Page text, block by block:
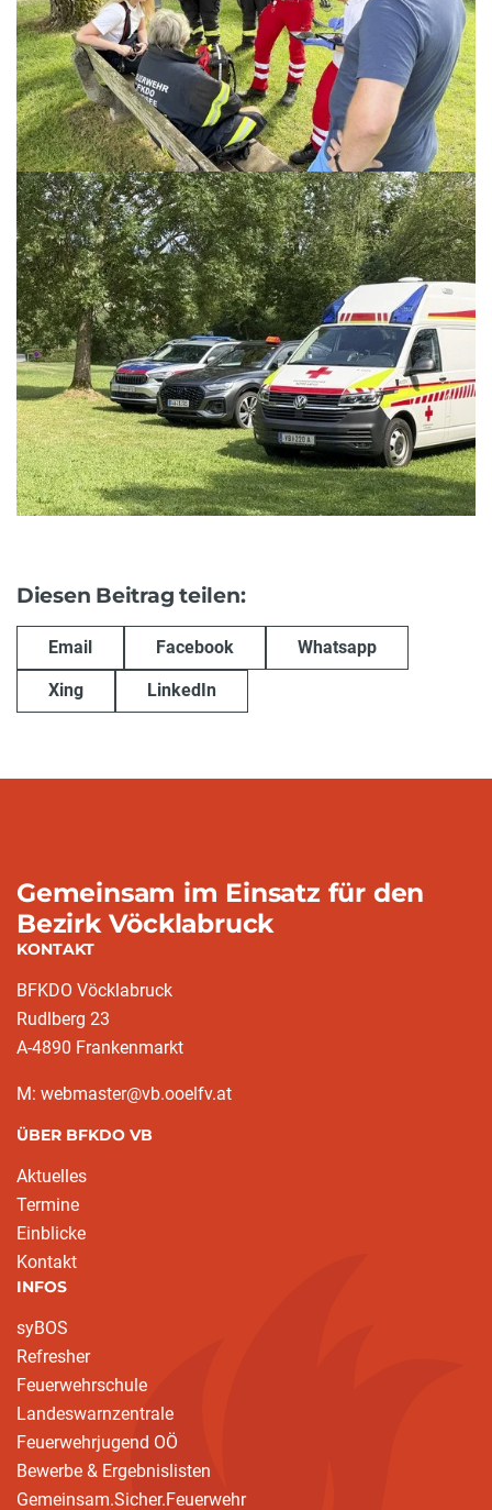
Diesen Beitrag teilen:
Email Facebook Whatsapp
Xing LinkedIn
Gemeinsam im Einsatz für den
Bezirk Vöcklabruck
KONTAKT
BFKDO Vöcklabruck
Rudlberg 23
A-4890 Frankenmarkt
M: webmaster@vb.ooelfv.at
ÜBER BFKDO VB
Aktuelles
Termine
Einblicke
Kontakt
INFOS
syBOS
Refresher
Feuerwehrschule
Landeswarnzentrale
Feuerwehrjugend OÖ
Bewerbe & Ergebnislisten
Gemeinsam.Sicher.Feuerwehr